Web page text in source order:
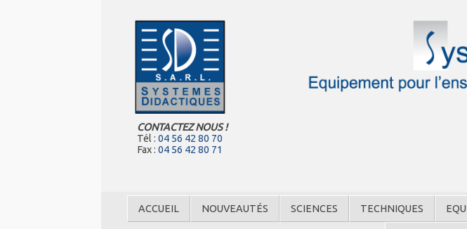
CONTACTEZ NOUS !
Tél : 04 56 42 80 70
Fax : 04 56 42 80 71
ACCUEIL NOUVEAUTÉS SCIENCES TECHNIQUES